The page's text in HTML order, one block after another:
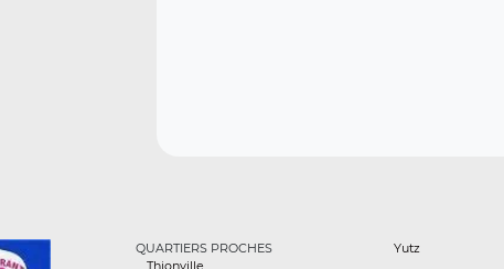
QUARTIERS PROCHES
Thionville
Yutz